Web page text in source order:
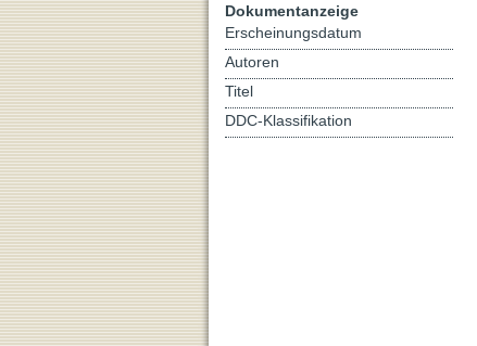
Dokumentanzeige
Erscheinungsdatum
Autoren
Titel
DDC-Klassifikation